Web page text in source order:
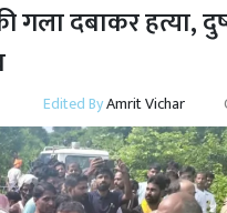
गला दबाकर हत्या,
Edited ByAmrit Vichar